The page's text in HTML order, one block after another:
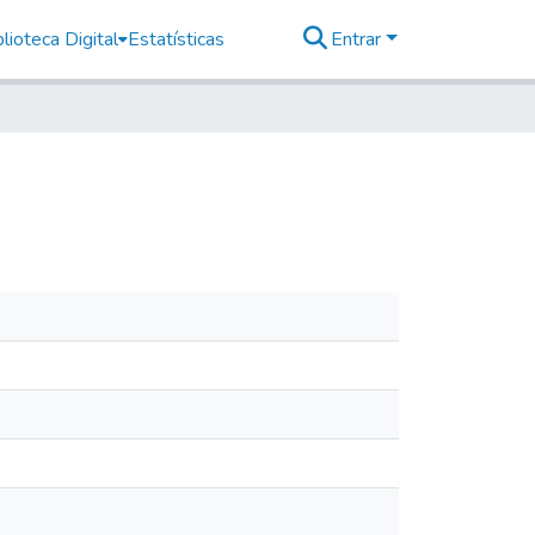
Digital Estatísticas Entrar